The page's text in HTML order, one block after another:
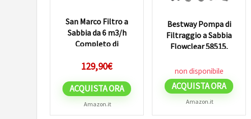
San Marco Filtro a
Sabbia da 6 m3/h
Completo di
129,90€
ACQUISTA ORA
Amazon.it
Bestway Pompa di
Filtraggio a Sabbia
Flowclear 58515,
per...
non disponibile
ACQUISTA ORA
Amazon.it